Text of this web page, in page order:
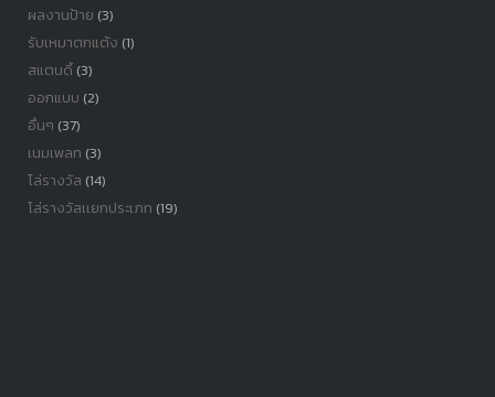
ผลงานป้าย (3)
รับเหมาตกแต้ง (1)
สแตนดี้(3)
ออกแบบ (2)
อื่นๆ (37)
เนมเพลท (3)
โล่รางวัล (14)
โล่รางวัลเเยกประเภท (19)